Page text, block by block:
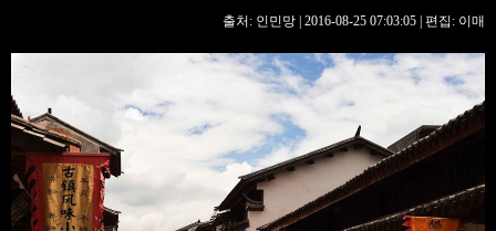
생생 중국어
출처: 인민망 | 2016-08-25 07:03:05 | 편집: 이매